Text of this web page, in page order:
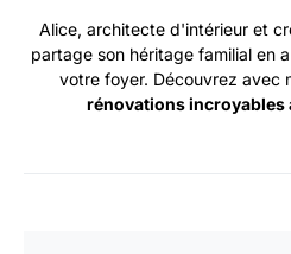
Alice, architecte d'intérieur et
partage son héritage familial en
votre foyer. Découvrez avec
rénovations incroyables